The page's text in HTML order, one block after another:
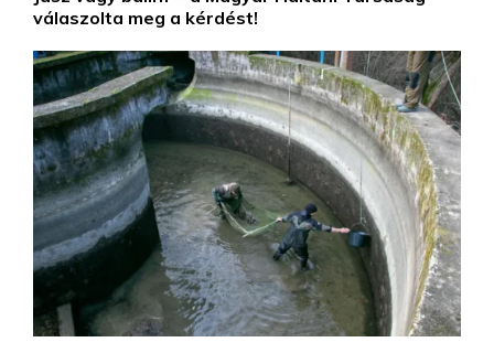
válaszolta meg a kérdést!